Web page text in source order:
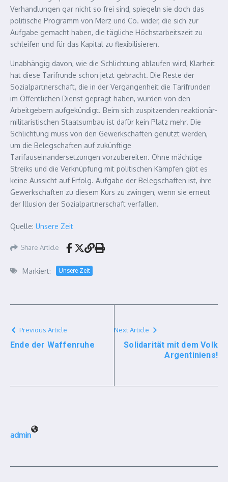
Verhandlungen gar nicht so frei sind, spiegeln sie doch das
politische Programm von Merz und Co. wider, die sich zur
Aufgabe gemacht haben, die tägliche Höchstarbeitszeit zu
schleifen und für das Kapital zu flexibilisieren.
Unabhängig davon, wie die Schlichtung ablaufen wird, Klarheit
hat diese Tarifrunde schon jetzt gebracht. Die Reste der
Sozialpartnerschaft, die in der Vergangenheit die Tarifrunden
im Öffentlichen Dienst geprägt haben, wurden von den
Arbeitgebern aufgekündigt. Beim sich zuspitzenden reaktionär-
militaristischen Staatsumbau ist dafür kein Platz mehr. Die
Schlichtung muss von den Gewerkschaften genutzt werden,
um die Belegschaften auf zukünftige
Tarifauseinandersetzungen vorzubereiten. Ohne mächtige
Streiks und die Verknüpfung mit politischen Kämpfen gibt es
keine Aussicht auf Erfolg. Aufgabe der Belegschaften ist, ihre
Gewerkschaften zu diesem Kurs zu zwingen, wenn sie erneut
der Illusion der Sozialpartnerschaft verfallen.
Quelle: Unsere Zeit
Share Article
Markiert: Unsere Zeit
Previous Article
Ende der Waffenruhe
Next Article
Solidarität mit dem Volk
Argentiniens!
admin